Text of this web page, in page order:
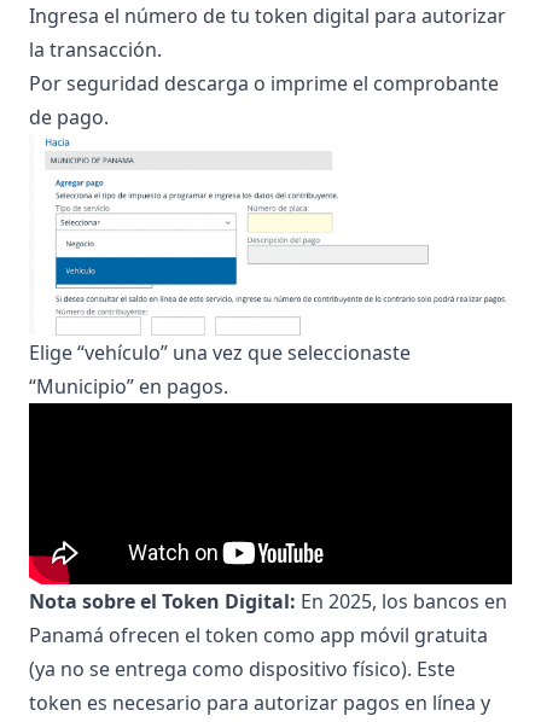
Ingresa el número de tu token digital para autorizar
la transacción.
Por seguridad descarga o imprime el comprobante
de pago.
Elige “vehículo” una vez que seleccionaste
“Municipio” en pagos.
Nota sobre el Token Digital: En 2025, los bancos en
Panamá ofrecen el token como app móvil gratuita
(ya no se entrega como dispositivo físico). Este
token es necesario para autorizar pagos en línea y